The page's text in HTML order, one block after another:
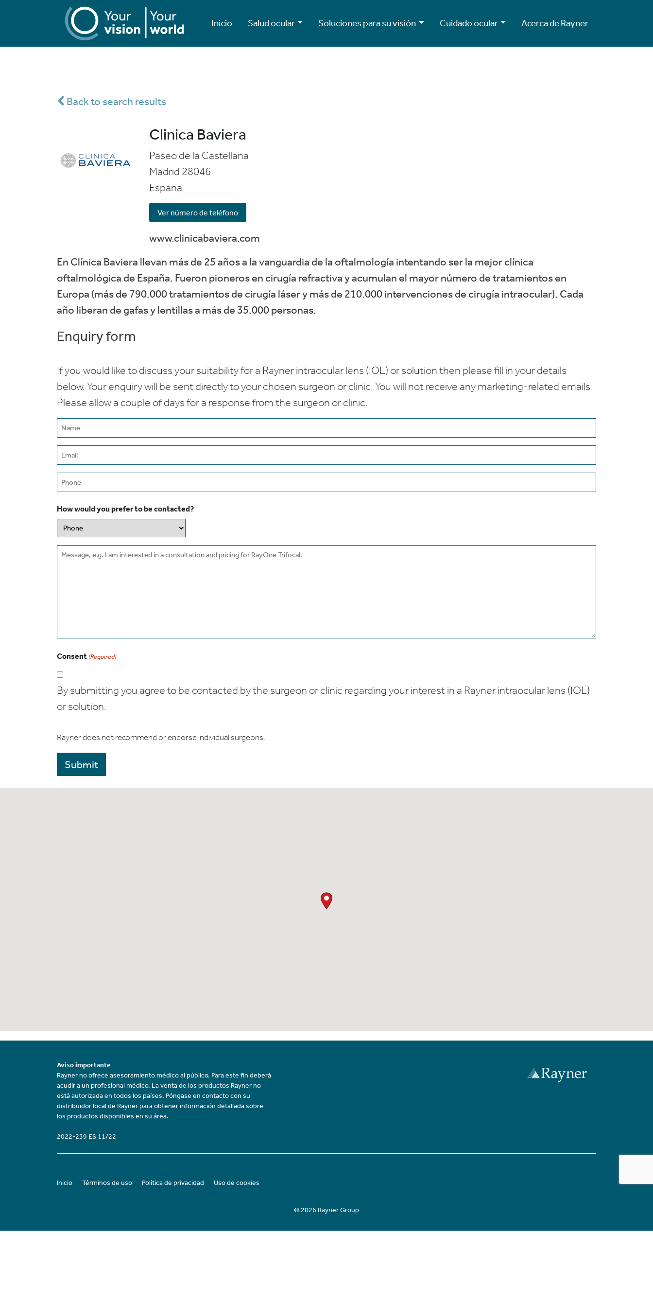
Inicio Salud ocular Soluciones para su visión Cuidado ocular Acerca de Rayner
Back to search results
Clinica Baviera
Paseo de la Castellana
Madrid 28046
Espana
Ver número de teléfono
www.clinicabaviera.com
En Clínica Baviera llevan más de 25 años a la vanguardia de la oftalmología intentando ser la mejor clínica
oftalmológica de España. Fueron pioneros en cirugía refractiva y acumulan el mayor número de tratamientos en
Europa (más de 790.000 tratamientos de cirugía láser y más de 210.000 intervenciones de cirugía intraocular). Cada
año liberan de gafas y lentillas a más de 35.000 personas.
Enquiry form
If you would like to discuss your suitability for a Rayner intraocular lens (IOL) or solution then please fill in your details
below. Your enquiry will be sent directly to your chosen surgeon or clinic. You will not receive any marketing-related emails.
Please allow a couple of days for a response from the surgeon or clinic.
Name
(Required)
Email
(Required)
Phone
How would you prefer to be contacted?
Message
Consent (Required)
By submitting you agree to be contacted by the surgeon or clinic regarding your interest in a Rayner intraocular lens (IOL)
or solution.
Rayner does not recommend or endorse individual surgeons.
Aviso importante
Rayner no ofrece asesoramiento médico al público. Para este fin deberá
acudir a un profesional médico. La venta de los productos Rayner no
está autorizada en todos los países. Póngase en contacto con su
distribuidor local de Rayner para obtener información detallada sobre
los productos disponibles en su área.
2022-239 ES 11/22
Inicio Términos de uso Política de privacidad Uso de cookies
© 2026 Rayner Group